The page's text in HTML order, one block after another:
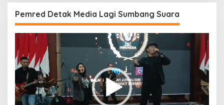
Pemred Detak Media Lagi Sumbang Suara
Pemutar
Video